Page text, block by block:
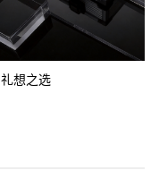
礼想之选